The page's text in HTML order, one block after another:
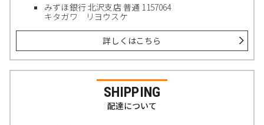
みずほ銀行 北沢支店 普通 1157064
キタガワ リヨウスケ
詳しくはこちら
SHIPPING
配達について